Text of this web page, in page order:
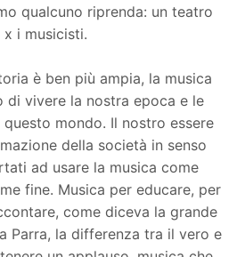
qualcuno riprenda: un teatro
i musicisti.
è ben più ampia, la musica
di vivere la nostra epoca e le
mondo. Il nostro essere
della società in senso
ad usare la musica come
fine. Musica per educare, per
come diceva la grande
Parra, la differenza tra il vero e